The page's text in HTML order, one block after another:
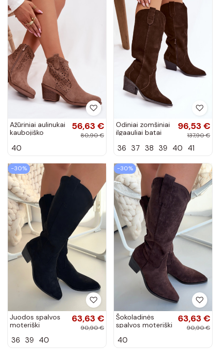
Ažūriniai aulinukai
kaubojiško
su kulniukais
8012...
56,63 €
80,90 €
40
Odiniai zomšiniai
ilgaauliai batai
stiliaus moteriški
šokoladinės...
96,53 €
137,90 €
36 37 38 39 40 41
−30%
Juodos spalvos
moteriški
stiliaus ilgaauliai
63,63 €
90,90 €
36 39 40
−30%
Šokoladinės
spalvos moteriški
stiliaus ilgaauliai
63,63 €
90,90 €
40